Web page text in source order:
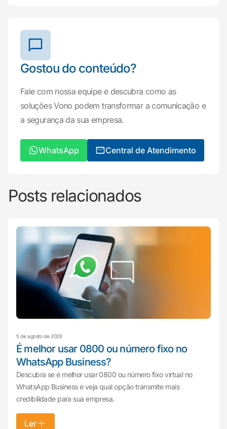
Gostou do conteúdo?
Fale com nossa equipe e descubra como as
soluções Vono podem transformar a comunicação e
a segurança da sua empresa.
WhatsApp Central de Atendimento
Posts relacionados
5 de agosto de 2026
É melhor usar 0800 ou número fixo no
WhatsApp Business?
Descubra se é melhor usar 0800 ou número fixo virtual no
WhatsApp Business e veja qual opção transmite mais
credibilidade para sua empresa.
Ler